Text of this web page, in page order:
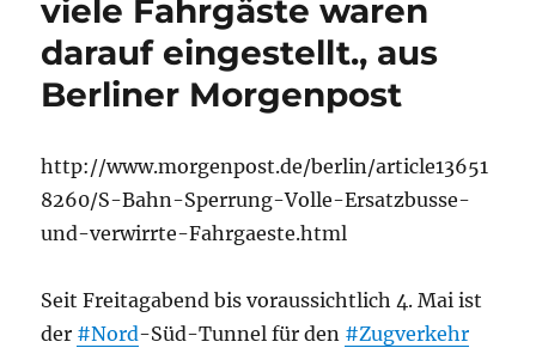
viele Fahrgäste waren
darauf eingestellt., aus
Berliner Morgenpost
http://www.morgenpost.de/berlin/article13651
8260/S-Bahn-Sperrung-Volle-Ersatzbusse-
und-verwirrte-Fahrgaeste.html
Seit Freitagabend bis voraussichtlich 4. Mai ist
der #Nord-Süd-Tunnel für den #Zugverkehr